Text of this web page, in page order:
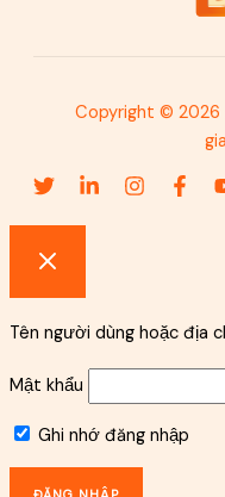
Copyright © 2026
Tên người dùng hoặc địa
Mật khẩu
Ghi nhớ đăng nhập